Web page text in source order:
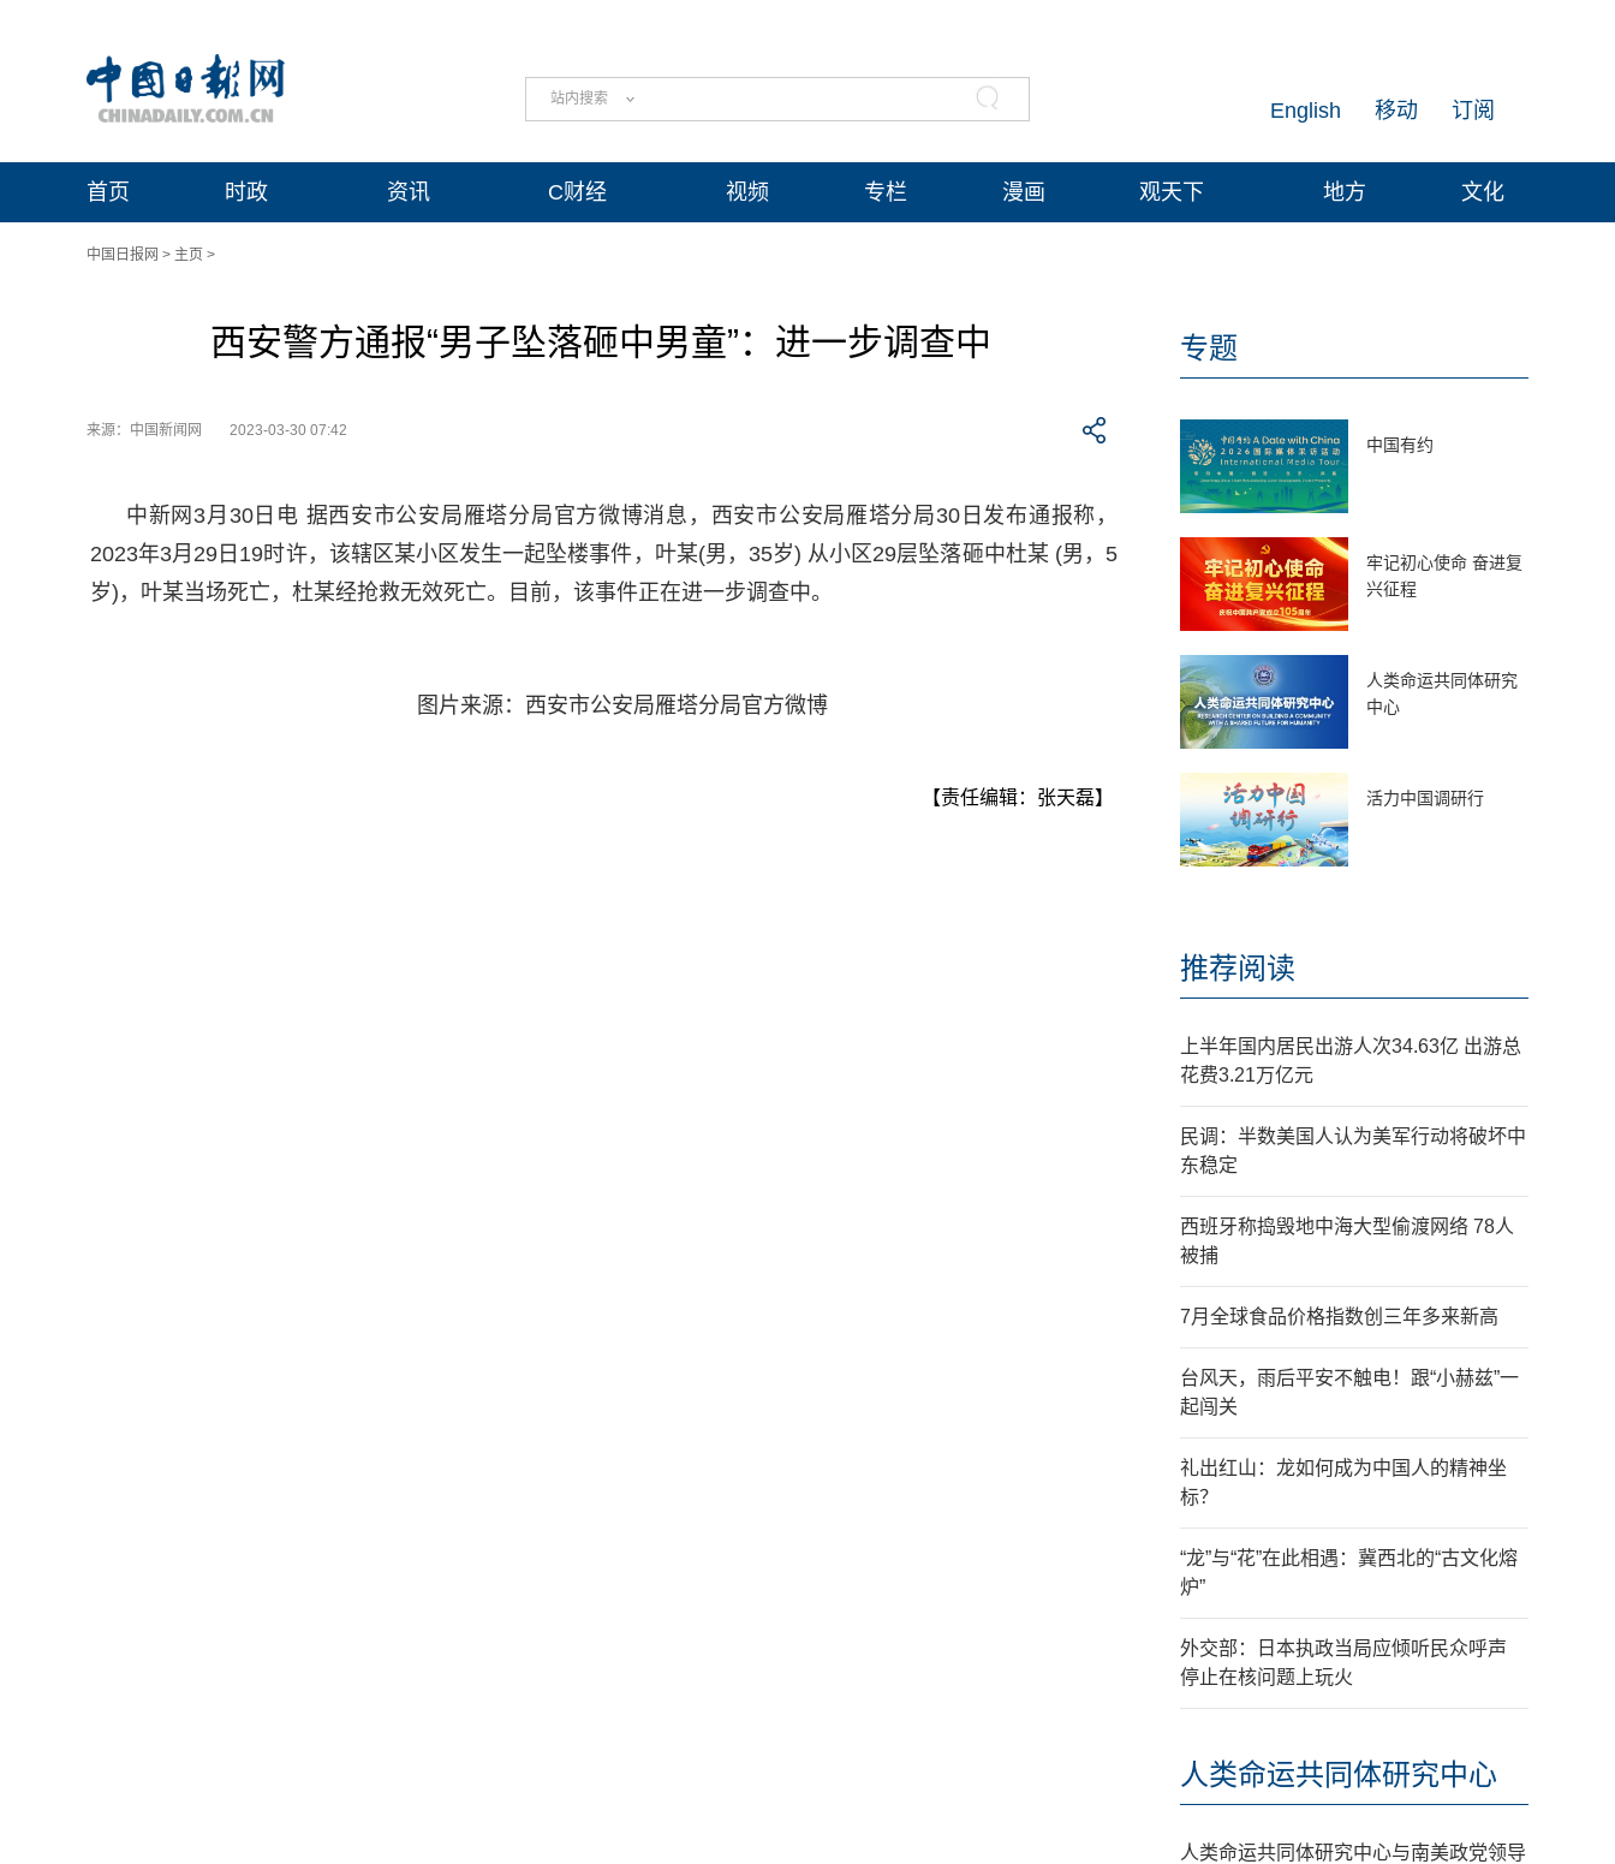
站内搜索 订阅
移动
English
首页 时政 资讯 C财经 视频 专栏 漫画 观天下 地方 文化
中国日报网 > 主页 >
西安警方通报“男子坠落砸中男童”：进一步调查中
来源：中国新闻网 2023-03-30 07:42
中新网3月30日电 据西安市公安局雁塔分局官方微博消息，西安市公安局雁塔分局30日发布通报称，
2023年3月29日19时许，该辖区某小区发生一起坠楼事件，叶某(男，35岁) 从小区29层坠落砸中杜某 (男，5
岁)，叶某当场死亡，杜某经抢救无效死亡。目前，该事件正在进一步调查中。
图片来源：西安市公安局雁塔分局官方微博
【责任编辑：张天磊】
专题
中国有约
牢记初心使命 奋进复
兴征程
人类命运共同体研究
中心
活力中国调研行
推荐阅读
上半年国内居民出游人次34.63亿 出游总
花费3.21万亿元
民调：半数美国人认为美军行动将破坏中
东稳定
西班牙称捣毁地中海大型偷渡网络 78人
被捕
7月全球食品价格指数创三年多来新高
台风天，雨后平安不触电！跟“小赫兹”一
起闯关
礼出红山：龙如何成为中国人的精神坐
标？
“龙”与“花”在此相遇：冀西北的“古文化熔
炉”
外交部：日本执政当局应倾听民众呼声
停止在核问题上玩火
人类命运共同体研究中心
人类命运共同体研究中心与南美政党领导